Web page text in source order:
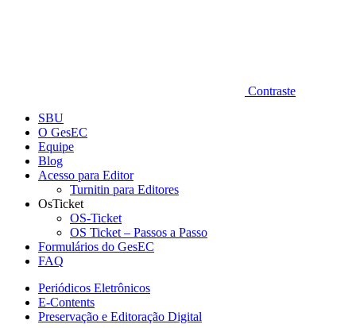
Contraste
SBU
O GesEC
Equipe
Blog
Acesso para Editor
Turnitin para Editores
OsTicket
OS-Ticket
OS Ticket – Passos a Passo
Formulários do GesEC
FAQ
Periódicos Eletrônicos
E-Contents
Preservação e Editoração Digital